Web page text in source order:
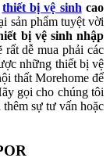
thiết bị vệ sinh cao
sản phẩm tuyệt vời
bị vệ sinh nhập
rất dễ mua phải các
những thiết bị vệ
thất Morehome để
gọi cho chúng tôi
thêm sự tư vấn hoặc